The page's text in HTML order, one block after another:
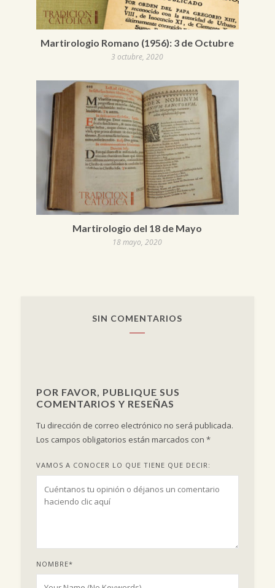
Martirologio Romano (1956): 3 de Octubre
3 octubre, 2020
Martirologio del 18 de Mayo
18 mayo, 2020
SIN COMENTARIOS
POR FAVOR, PUBLIQUE SUS
COMENTARIOS Y RESEÑAS
Tu dirección de correo electrónico no será publicada.
Los campos obligatorios están marcados con *
VAMOS A CONOCER LO QUE TIENE QUE DECIR:
NOMBRE*